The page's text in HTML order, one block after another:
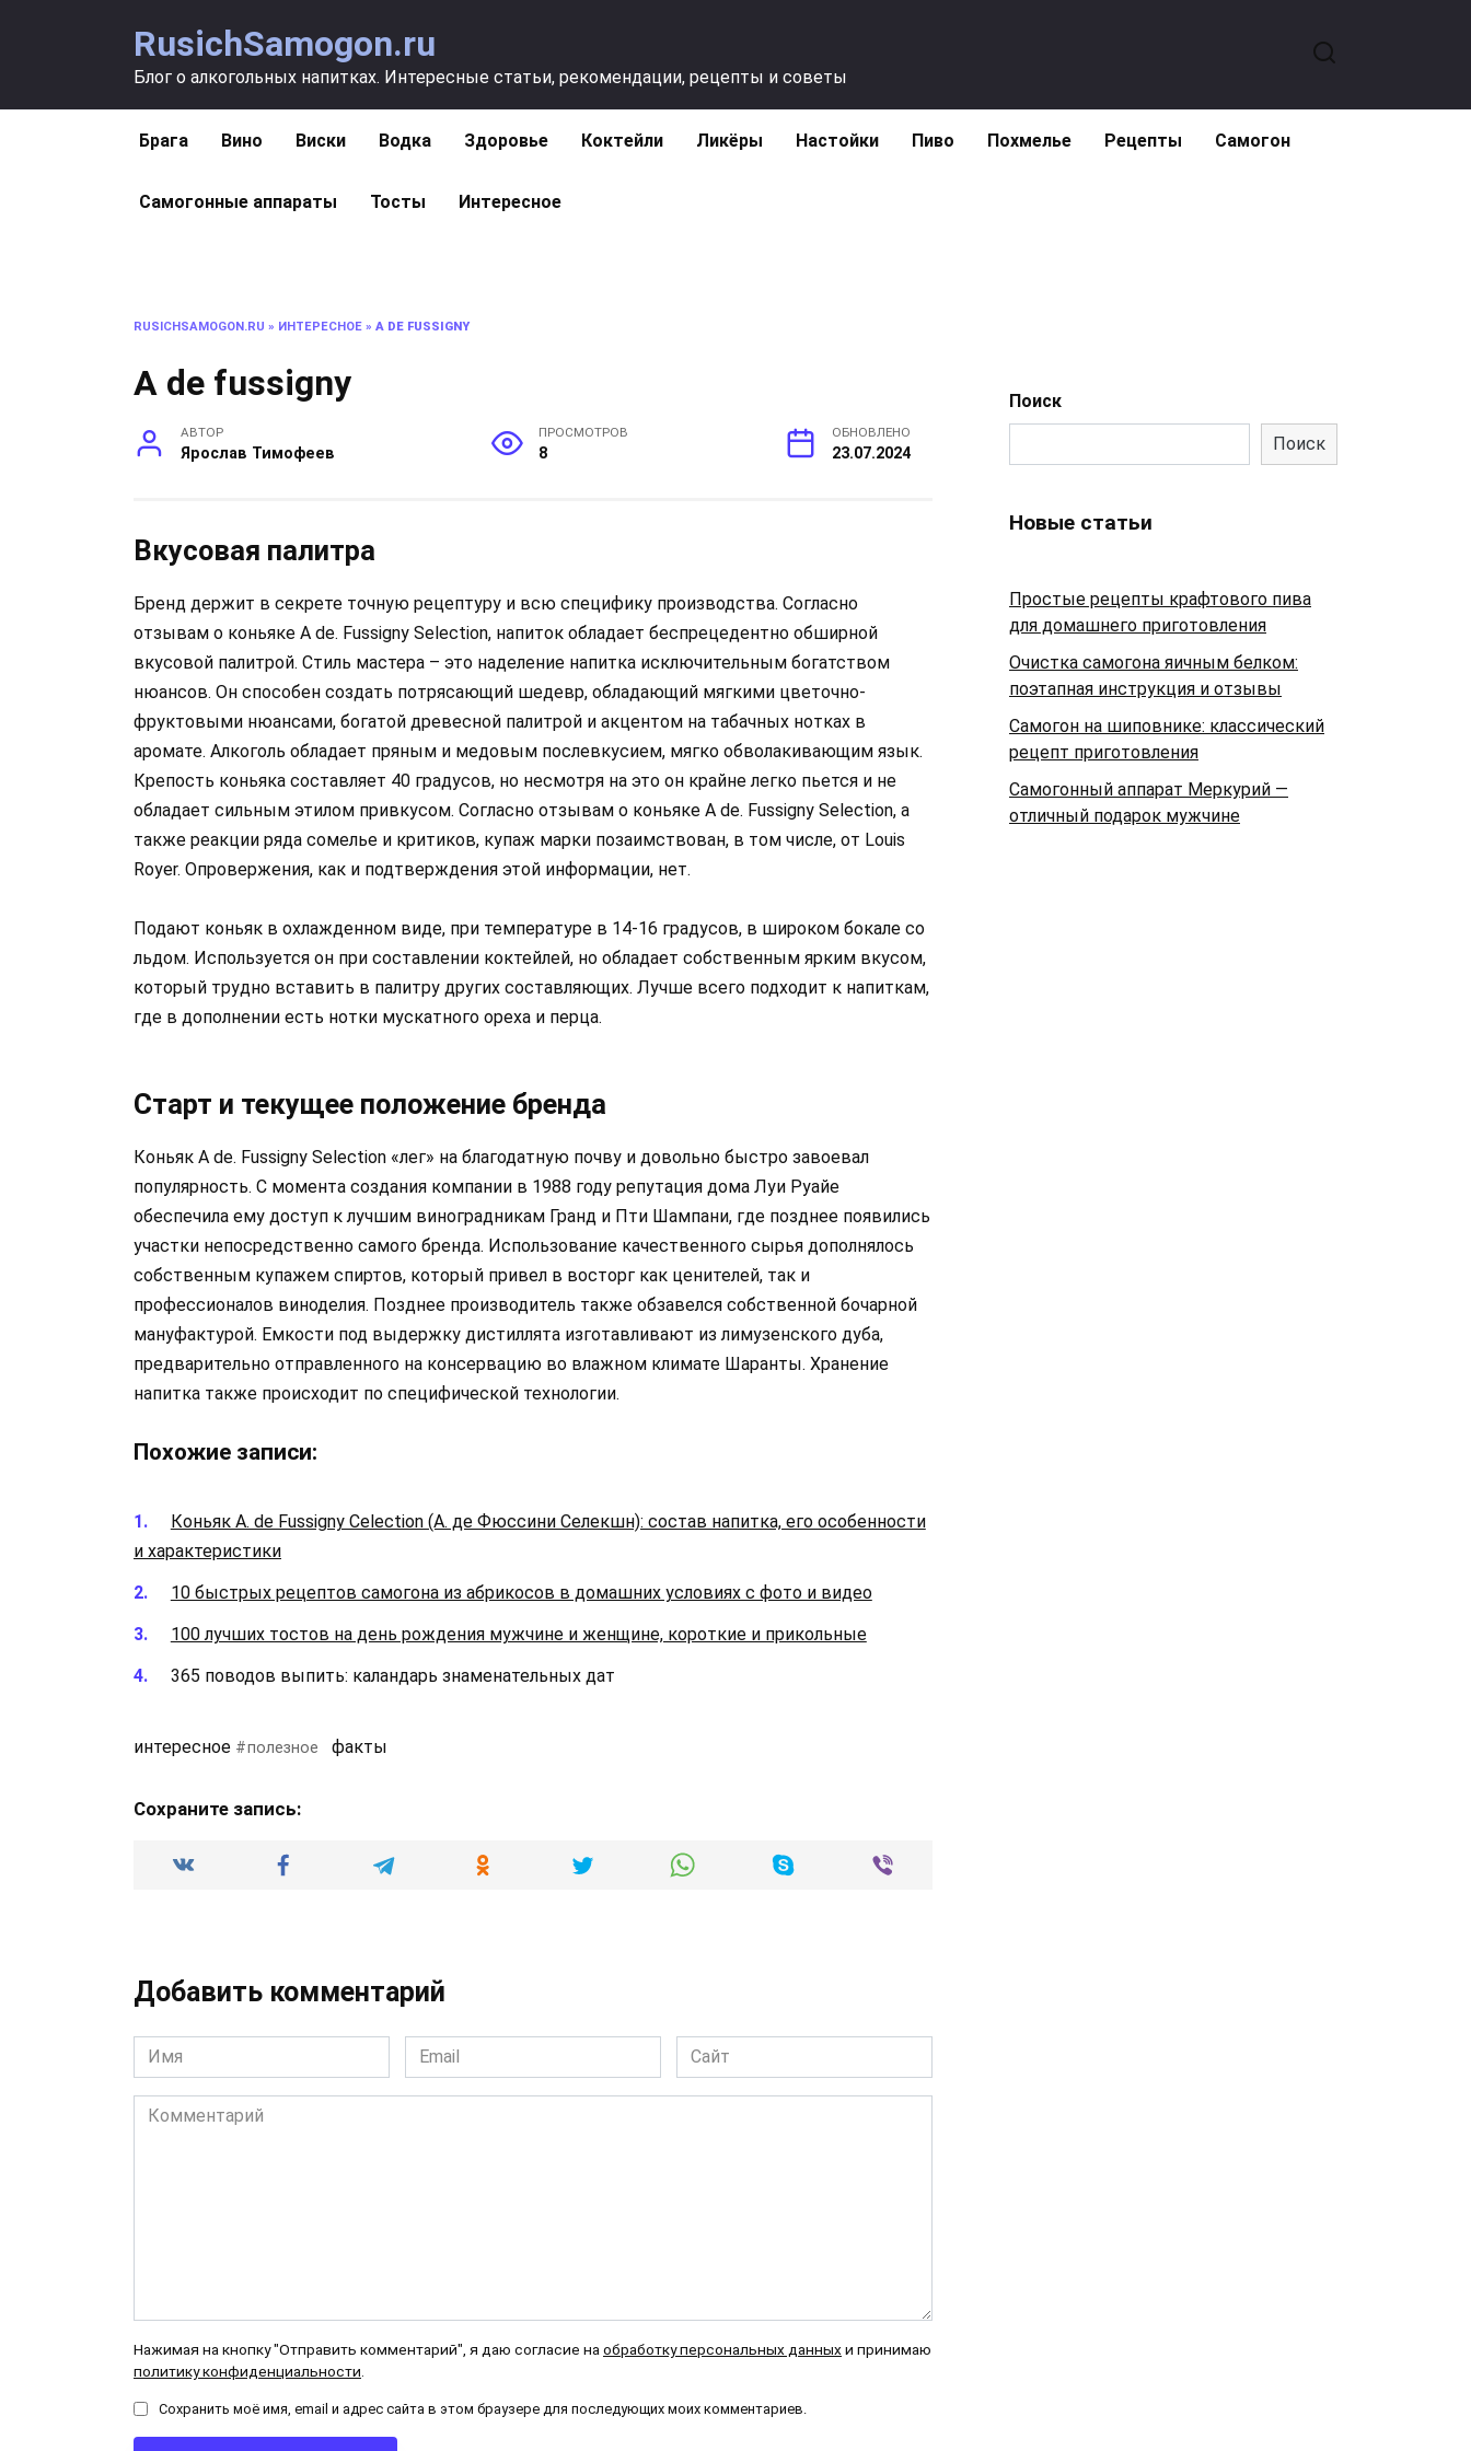
RusichSamogon.ru
Блог о алкогольных напитках. Интересные статьи, рекомендации, рецепты и советы
Брага Вино Виски Водка Здоровье Коктейли Ликёры Настойки Пиво Похмелье Рецепты Самогон
Самогонные аппараты Тосты Интересное
RUSICHSAMOGON.RU » ИНТЕРЕСНОЕ » А DE FUSSIGNY
А de fussigny
АВТОР
Ярослав Тимофеев
ПРОСМОТРОВ
8
ОБНОВЛЕНО
23.07.2024
Вкусовая палитра
Бренд держит в секрете точную рецептуру и всю специфику производства. Согласно
отзывам о коньяке A de. Fussigny Selection, напиток обладает беспрецедентно обширной
вкусовой палитрой. Стиль мастера – это наделение напитка исключительным богатством
нюансов. Он способен создать потрясающий шедевр, обладающий мягкими цветочно-
фруктовыми нюансами, богатой древесной палитрой и акцентом на табачных нотках в
аромате. Алкоголь обладает пряным и медовым послевкусием, мягко обволакивающим язык.
Крепость коньяка составляет 40 градусов, но несмотря на это он крайне легко пьется и не
обладает сильным этилом привкусом. Согласно отзывам о коньяке A de. Fussigny Selection, а
также реакции ряда сомелье и критиков, купаж марки позаимствован, в том числе, от Louis
Royer. Опровержения, как и подтверждения этой информации, нет.
Подают коньяк в охлажденном виде, при температуре в 14-16 градусов, в широком бокале со
льдом. Используется он при составлении коктейлей, но обладает собственным ярким вкусом,
который трудно вставить в палитру других составляющих. Лучше всего подходит к напиткам,
где в дополнении есть нотки мускатного ореха и перца.
Старт и текущее положение бренда
Коньяк A de. Fussigny Selection «лег» на благодатную почву и довольно быстро завоевал
популярность. С момента создания компании в 1988 году репутация дома Луи Руайе
обеспечила ему доступ к лучшим виноградникам Гранд и Пти Шампани, где позднее появились
участки непосредственно самого бренда. Использование качественного сырья дополнялось
собственным купажем спиртов, который привел в восторг как ценителей, так и
профессионалов виноделия. Позднее производитель также обзавелся собственной бочарной
мануфактурой. Емкости под выдержку дистиллята изготавливают из лимузенского дуба,
предварительно отправленного на консервацию во влажном климате Шаранты. Хранение
напитка также происходит по специфической технологии.
Похожие записи:
Коньяк A. de Fussigny Celection (А. де Фюссини Селекшн): состав напитка, его особенности
и характеристики
10 быстрых рецептов самогона из абрикосов в домашних условиях с фото и видео
100 лучших тостов на день рождения мужчине и женщине, короткие и прикольные
365 поводов выпить: каландарь знаменательных дат
интересное полезное факты
Сохраните запись:
Добавить комментарий
Имя
*
Email
*
Сайт
Комментарий
Нажимая на кнопку "Отправить комментарий", я даю согласие наобработку персональных данныхи принимаю
политику конфиденциальности.
Сохранить моё имя, email и адрес сайта в этом браузере для последующих моих комментариев.
Поиск
Поиск
Новые статьи
Простые рецепты крафтового пива
для домашнего приготовления
Очистка самогона яичным белком:
поэтапная инструкция и отзывы
Самогон на шиповнике: классический
рецепт приготовления
Самогонный аппарат Меркурий —
отличный подарок мужчине